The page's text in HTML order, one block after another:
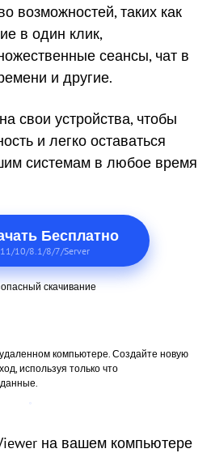
возможностей, таких как
в один клик,
сеансы, чат в
и другие.
свои устройства, чтобы
и легко оставаться
системам в любое время
Бесплатно
10/8.1/8/7/Server
скачивание
компьютере. Создайте новую
используя только что
на вашем компьютере